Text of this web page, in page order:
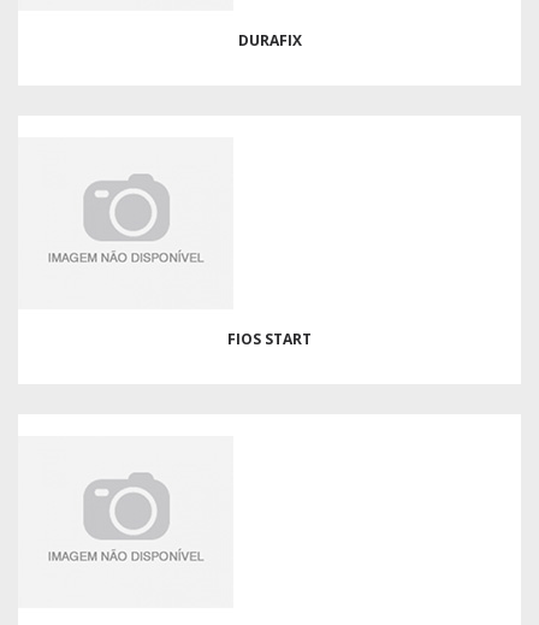
DURAFIX
FIOS START